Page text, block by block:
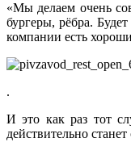
«Мы делаем очень
бургеры, рёбра.
компании есть
.
И это как раз тот
действительно